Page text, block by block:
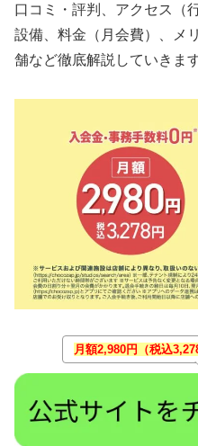
口コミ・評判、アクセス（
設備、料金（月会費）、メ
舗など徹底解説していきま
月額2,980円（税込